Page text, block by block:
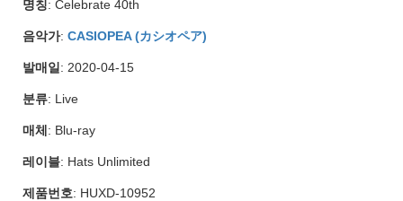
명칭: Celebrate 40th
음악가: CASIOPEA (カシオペア)
발매일 : 2020-04-15
분류: Live
매체 : Blu-ray
레이블: Hats Unlimited
제품번호: HUXD-10952